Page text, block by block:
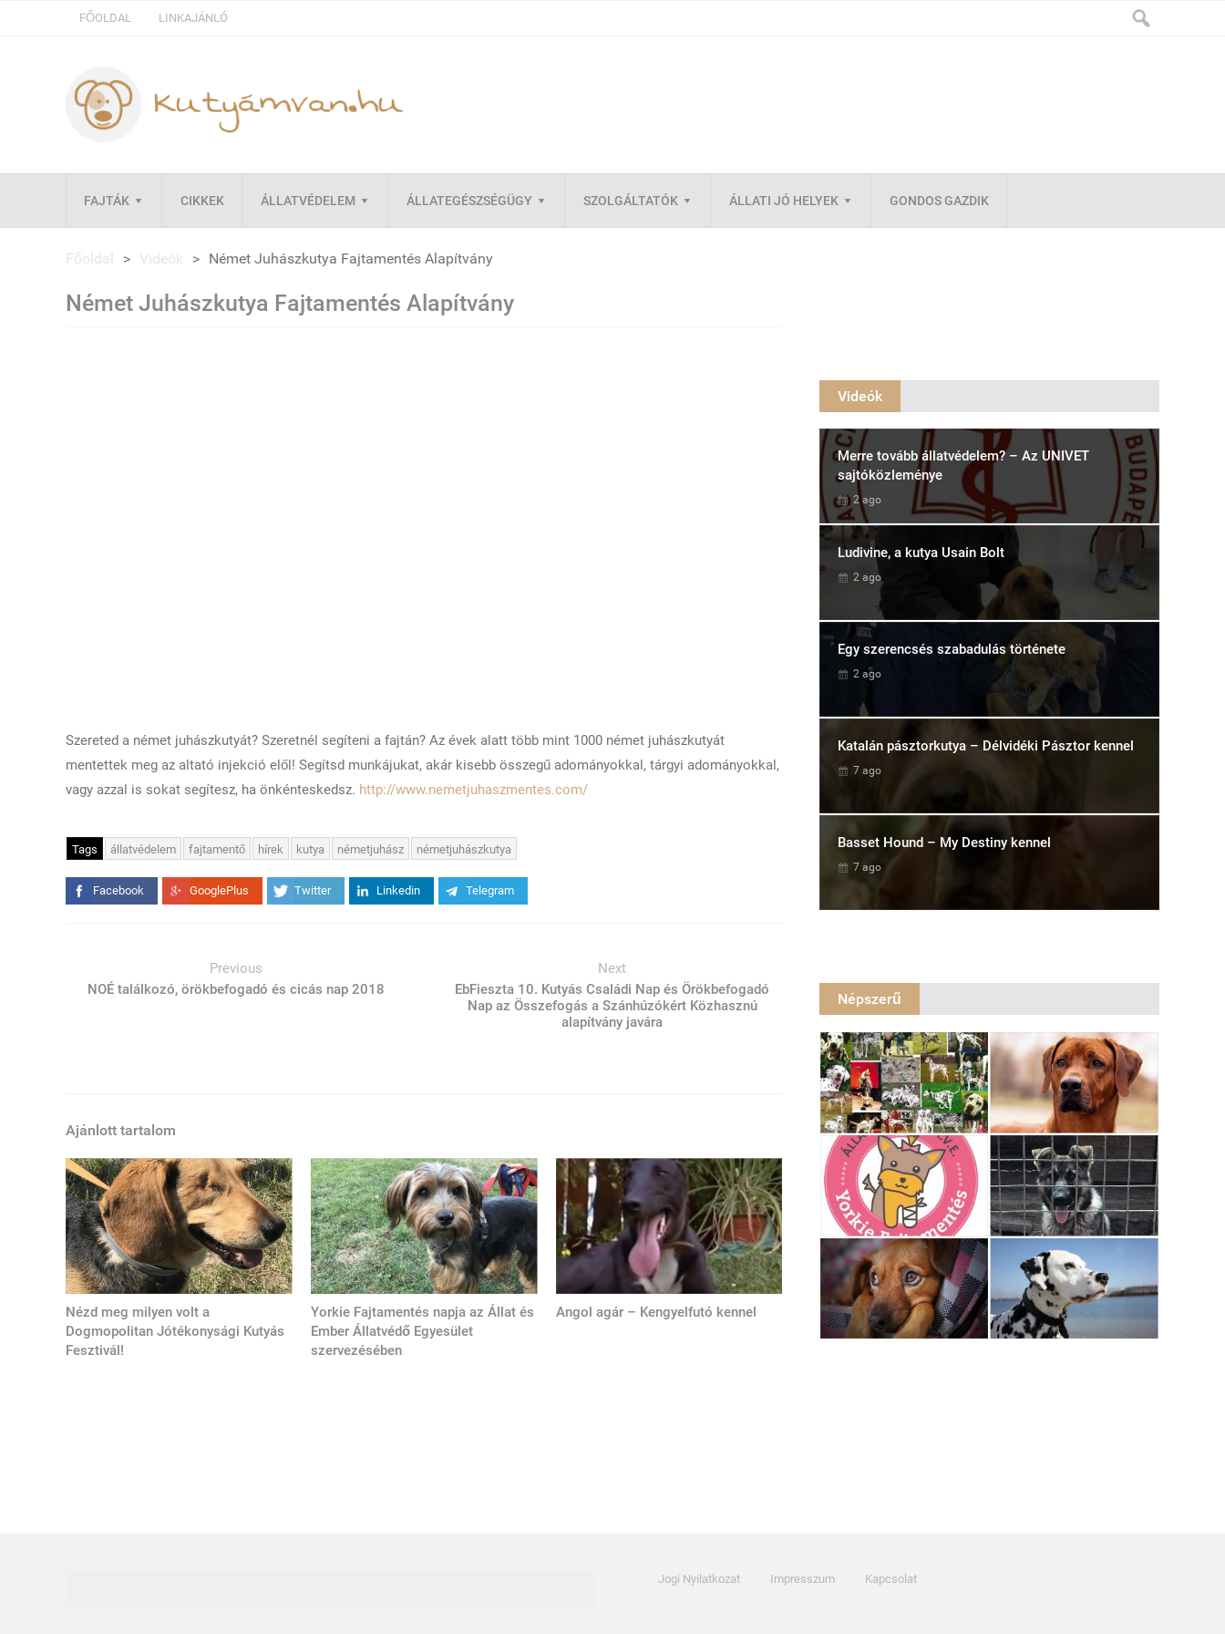
FŐOLDAL LINKAJÁNLÓ
FAJTÁK CIKKEK ÁLLATVÉDELEM ÁLLATEGÉSZSÉGÜGY SZOLGÁLTATÓK ÁLLATI JÓ HELYEK GONDOS GAZDIK
Főoldal > Videók > Német Juhászkutya Fajtamentés Alapítvány
Német Juhászkutya Fajtamentés Alapítvány
Szereted a német juhászkutyát? Szeretnél segíteni a fajtán? Az évek alatt több mint 1000 német juhászkutyát
mentettek meg az altató injekció elől! Segítsd munkájukat, akár kisebb összegű adományokkal, tárgyi adományokkal,
vagy azzal is sokat segítesz, ha önkénteskedsz. http://www.nemetjuhaszmentes.com/
Tags állatvédelem fajtamentő hírek kutya németjuhász németjuhászkutya
Facebook GooglePlus Twitter Linkedin Telegram
Previous
NOÉ találkozó, örökbefogadó és cicás nap 2018
Next
EbFieszta 10. Kutyás Családi Nap és Örökbefogadó
Nap az Összefogás a Szánhúzókért Közhasznú
alapítvány javára
Ajánlott tartalom
Nézd meg milyen volt a
Dogmopolitan Jótékonysági Kutyás
Fesztivál!
Yorkie Fajtamentés napja az Állat és
Ember Állatvédő Egyesület
szervezésében
Angol agár – Kengyelfutó kennel
Videók
Merre tovább állatvédelem? – Az UNIVET
sajtóközleménye
2 ago
Ludivine, a kutya Usain Bolt
2 ago
Egy szerencsés szabadulás története
2 ago
Katalán pásztorkutya – Délvidéki Pásztor kennel
7 ago
Basset Hound – My Destiny kennel
7 ago
Népszerű
Jogi Nyilatkozat Impresszum Kapcsolat